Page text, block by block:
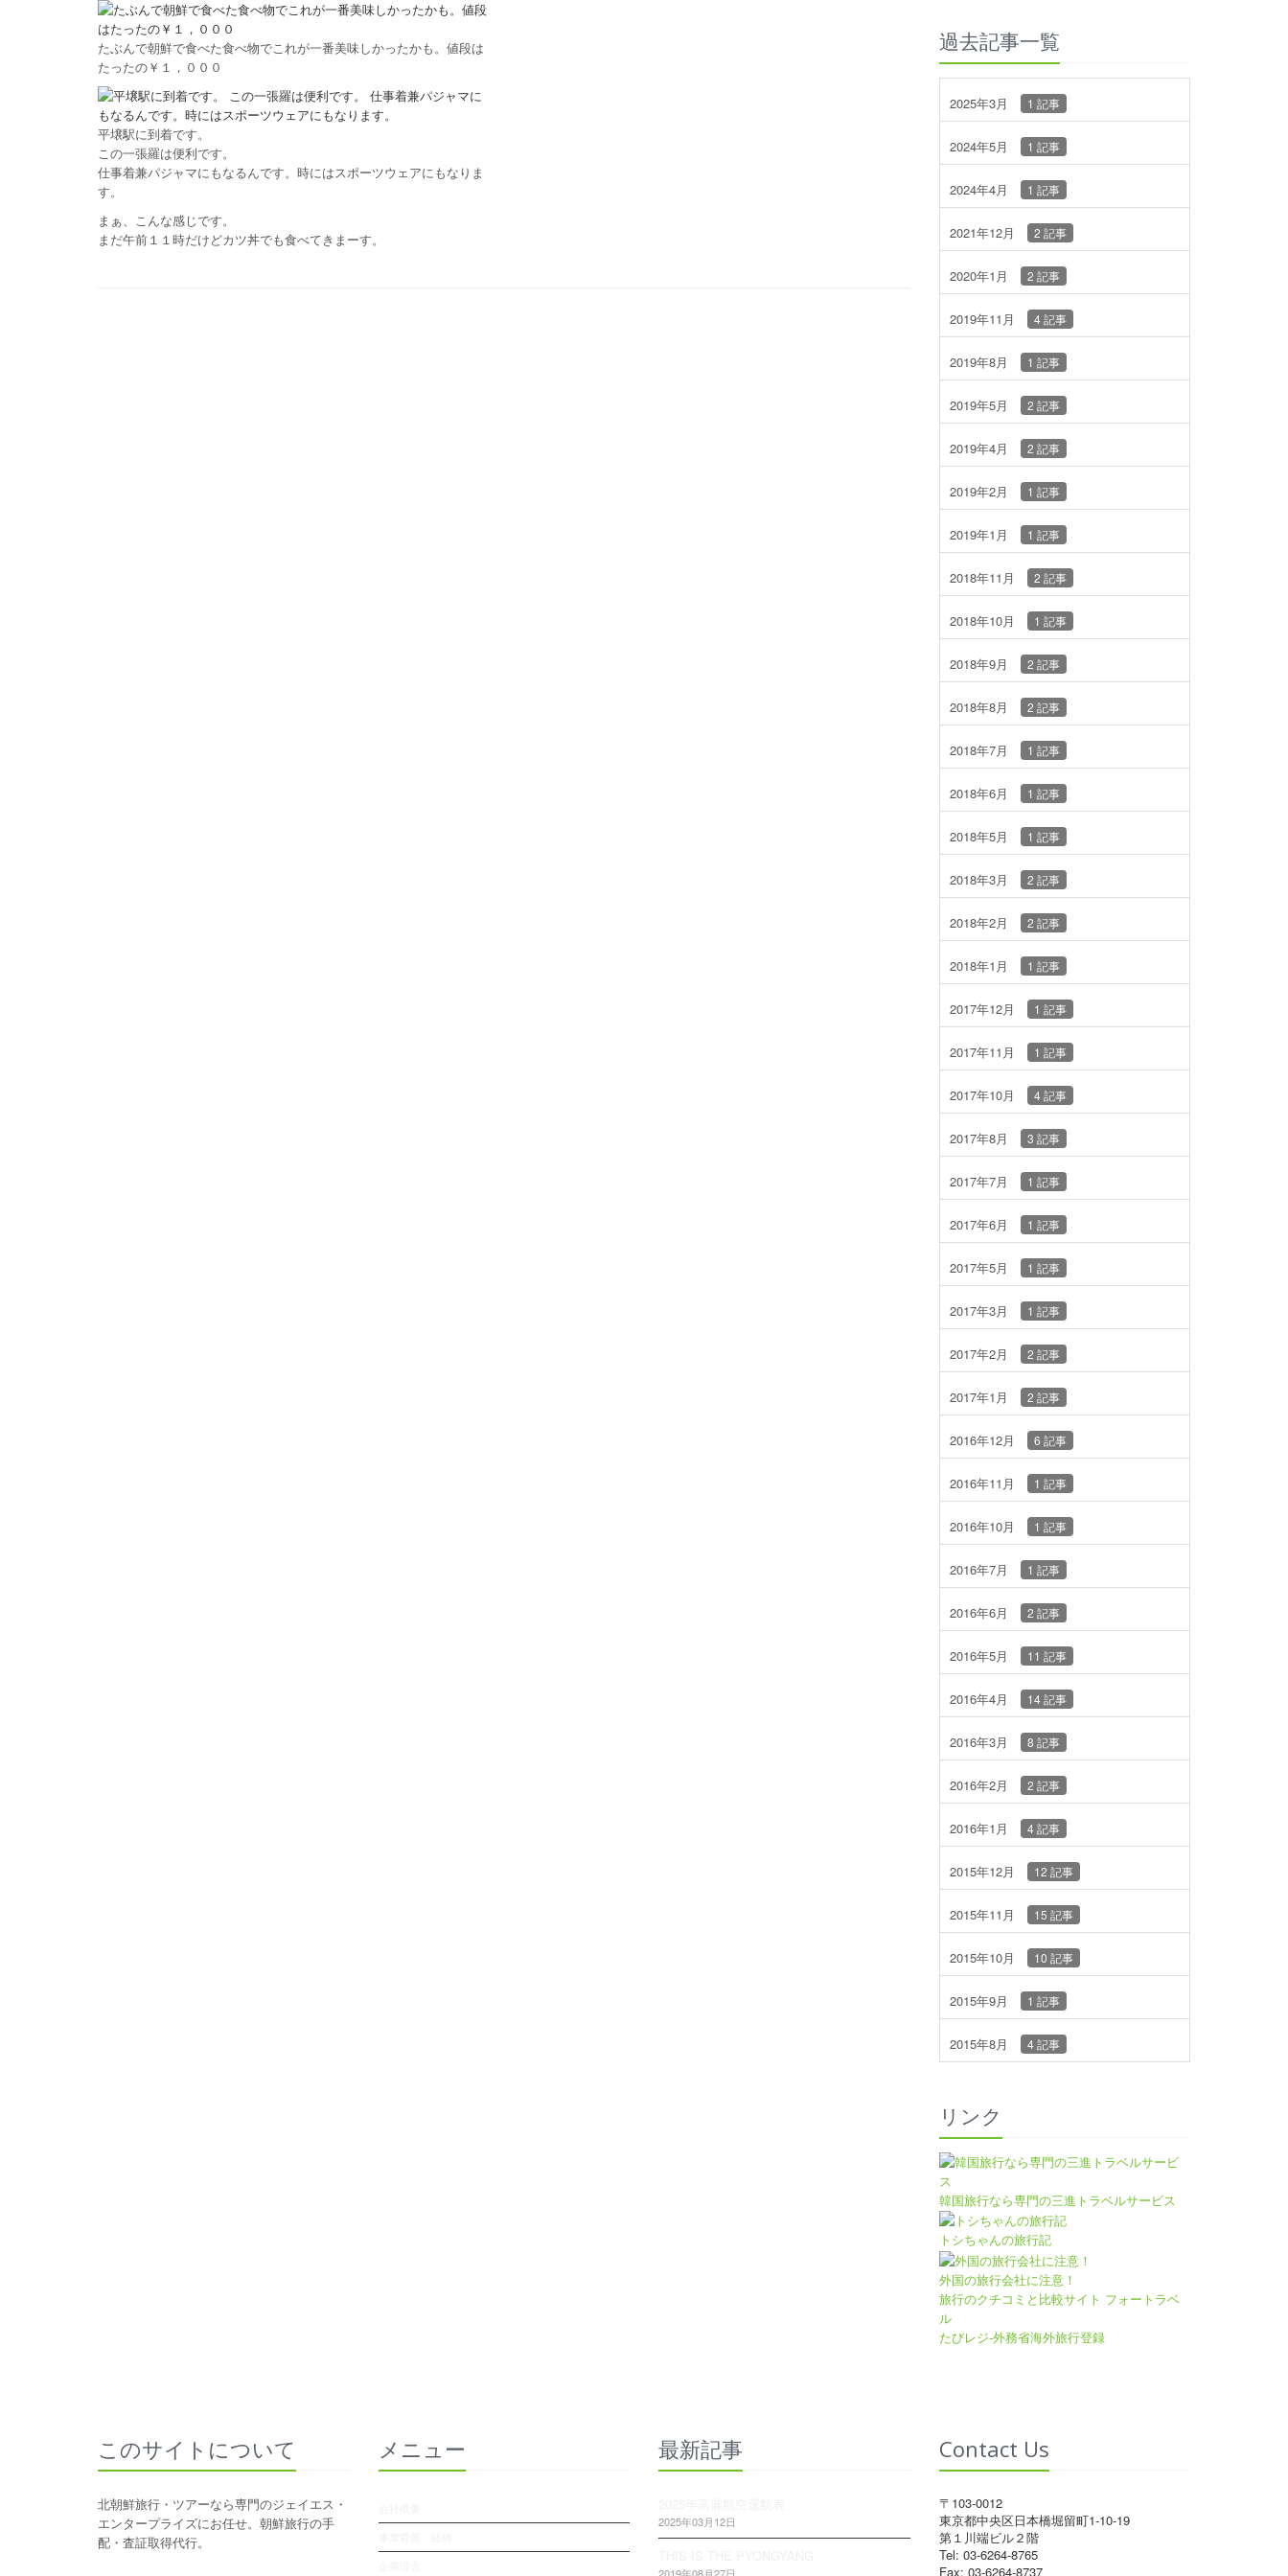
たぶんで朝鮮で食べた食べ物でこれが一番美味しかったかも。値段は
たったの￥１，０００
平壌駅に到着です。
この一張羅は便利です。
仕事着兼パジャマにもなるんです。時にはスポーツウェアにもなりま
す。
まぁ、こんな感じです。
まだ午前１１時だけどカツ丼でも食べてきまーす。
過去記事一覧
2025年3月 1 記事
2024年5月 1 記事
2024年4月 1 記事
2021年12月 2 記事
2020年1月 2 記事
2019年11月 4 記事
2019年8月 1 記事
2019年5月 2 記事
2019年4月 2 記事
2019年2月 1 記事
2019年1月 1 記事
2018年11月 2 記事
2018年10月 1 記事
2018年9月 2 記事
2018年8月 2 記事
2018年7月 1 記事
2018年6月 1 記事
2018年5月 1 記事
2018年3月 2 記事
2018年2月 2 記事
2018年1月 1 記事
2017年12月 1 記事
2017年11月 1 記事
2017年10月 4 記事
2017年8月 3 記事
2017年7月 1 記事
2017年6月 1 記事
2017年5月 1 記事
2017年3月 1 記事
2017年2月 2 記事
2017年1月 2 記事
2016年12月 6 記事
2016年11月 1 記事
2016年10月 1 記事
2016年7月 1 記事
2016年6月 2 記事
2016年5月 11 記事
2016年4月 14 記事
2016年3月 8 記事
2016年2月 2 記事
2016年1月 4 記事
2015年12月 12 記事
2015年11月 15 記事
2015年10月 10 記事
2015年9月 1 記事
2015年8月 4 記事
リンク
韓国旅行なら専門の三進トラベルサービス
トシちゃんの旅行記
外国の旅行会社に注意！
旅行のクチコミと比較サイト フォートラベ
ル
たびレジ-外務省海外旅行登録
このサイトについて
北朝鮮旅行・ツアーなら専門のジェイエス・
エンタープライズにお任せ。朝鮮旅行の手
配・査証取得代行。
メニュー 最新記事
2025年03月12日
2019年08月27日
Contact Us
〒103-0012
東京都中央区日本橋堀留町1-10-19
第１川端ビル２階
Tel: 03-6264-8765
Fax: 03-6264-8737